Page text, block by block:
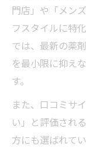
門店」や「メン
フスタイルに特
では、最新の薬
を最小限に抑え
す。
また、口コミサ
い」と評価され
方にも選ばれて